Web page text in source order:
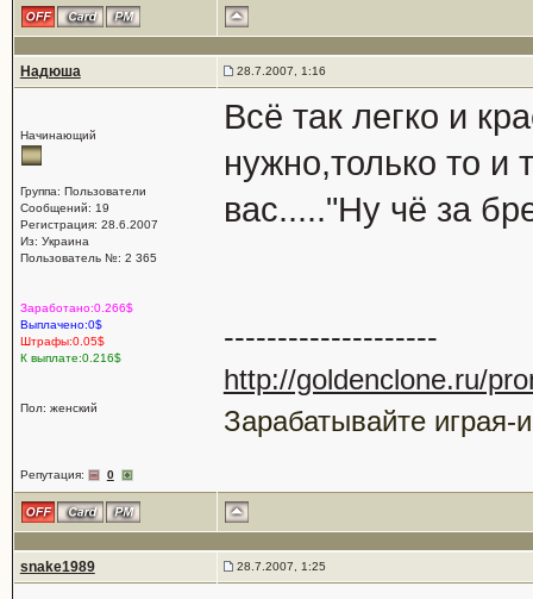
Надюша 28.7.2007, 1:16
Начинающий
Группа: Пользователи
Сообщений: 19
Регистрация: 28.6.2007
Из: Украина
Пользователь №: 2 365
Заработано:0.266$
Выплачено:0$
Штрафы:0.05$
К выплате:0.216$
Пол: женский
Репутация: 0
Всё так легко и
нужно,только то и
вас....."Ну чё за
--------------------
http://goldenclone.ru/
Зарабатывайте играя-
snake1989 28.7.2007, 1:25